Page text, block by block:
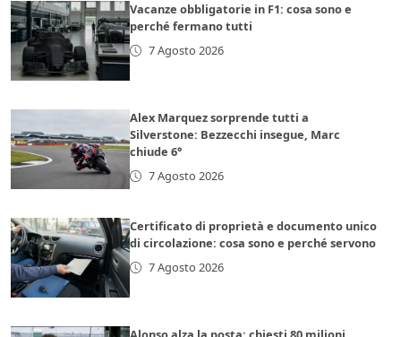
Vacanze obbligatorie in F1: cosa sono e
perché fermano tutti
7 Agosto 2026
Alex Marquez sorprende tutti a
Silverstone: Bezzecchi insegue, Marc
chiude 6°
7 Agosto 2026
Certificato di proprietà e documento unico
di circolazione: cosa sono e perché servono
7 Agosto 2026